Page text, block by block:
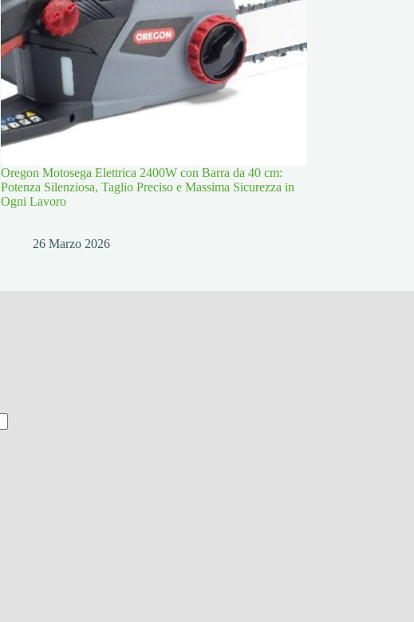
Oregon Motosega Elettrica 2400W con Barra da 40 cm:
Potenza Silenziosa, Taglio Preciso e Massima Sicurezza in
Ogni Lavoro
26 Marzo 2026